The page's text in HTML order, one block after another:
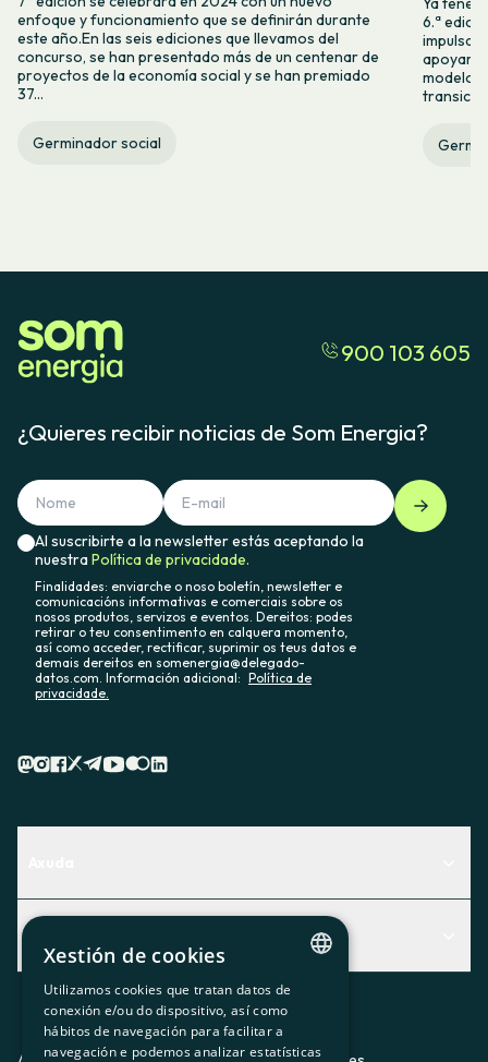
enfoque y funcionamiento que se definirán durante
este año.En las seis ediciones que llevamos del
concurso, se han presentado más de un centenar de
proyectos de la economía social y se han premiado
37...
Germinador social
6.ª
apoyar
modelos
900 103 605
¿Quieres recibir noticias de Som Energia?
Al suscribirte a la newsletter estás aceptando la
nuestraPolítica de privacidade.
Finalidades: enviarche o noso boletín, newsletter e
comunicacións informativas e comerciais sobre os
nosos produtos, servizos e eventos. Dereitos: podes
retirar o teu consentimento en calquera momento,
así como acceder, rectificar, suprimir os teus datos e
demais dereitos en somenergia@delegado-
datos.com. Información adicional: Política de
privacidade.
Descubre qué servicio te encaja mejor
Contacto
Actualidad
O recuncho da socia
CATALAN
SPANISH
Xestión de cookies
Utilizamos cookies que tratan datos de
conexión e/ou do dispositivo, así como
hábitos de navegación para facilitar a
navegación e podemos analizar estatísticas